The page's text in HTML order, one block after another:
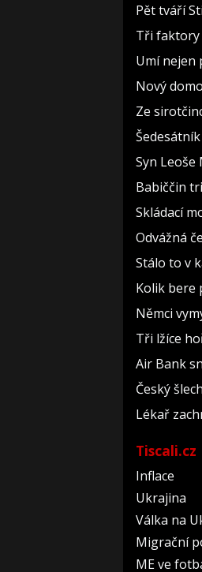
Pět tváří
Tři faktory
Umí nejen
Nový
Ze
Syn Leoše
Babiččin
Skládací
Odvážná
Stálo to v
Kolik bere
Němci
Tři lžíce
Air Bank
Český
Lékař
Tiscali.cz
Inflace
Ukrajina
Válka na
Migrační
ME ve